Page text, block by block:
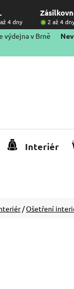
4 dny 2 až 4
výdejna v Brně
Interiér
/Ošetření